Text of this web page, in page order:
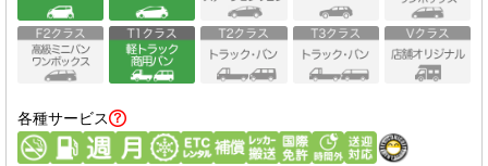
各種サービス